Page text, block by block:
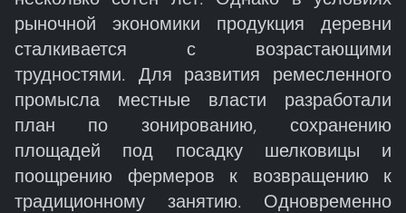
рыночной экономики продукция деревни
сталкивается с возрастающими
трудностями. Для развития ремесленного
промысла местные власти разработали
план по зонированию, сохранению
площадей под посадку шелковицы и
поощрению фермеров к возвращению к
традиционному занятию. Одновременно